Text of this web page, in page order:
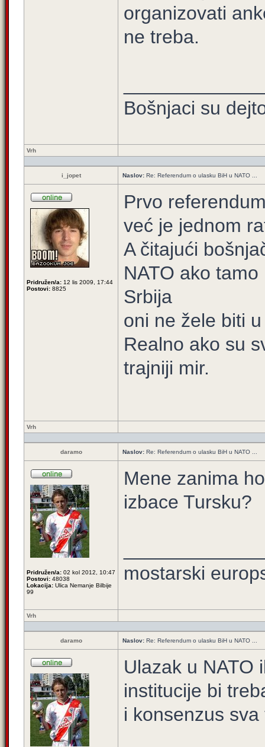
organizovati
ne treba.
Bošnjaci su
Vrh
i_jopet Naslov: Re: Referendum o ulasku BiH u NATO ...
Pridružen/a: 12 lis 2009, 17:44
Postovi: 8825
Prvo
već je jednom
A čitajući
NATO ako
Srbija
oni ne žele biti
Realno ako su
trajniji mir.
Vrh
daramo Naslov: Re: Referendum o ulasku BiH u NATO ...
Pridružen/a: 02 kol 2012, 10:47
Postovi: 48038
Lokacija: Ulica Nemanje Bilbije
99
Mene zanima
izbace Tursku?
mostarski
Vrh
daramo Naslov: Re: Referendum o ulasku BiH u NATO ...
Ulazak u NATO
institucije bi
i konsenzus